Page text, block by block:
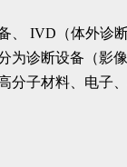
、 IVD（体外
诊断设备（
子材料、电子